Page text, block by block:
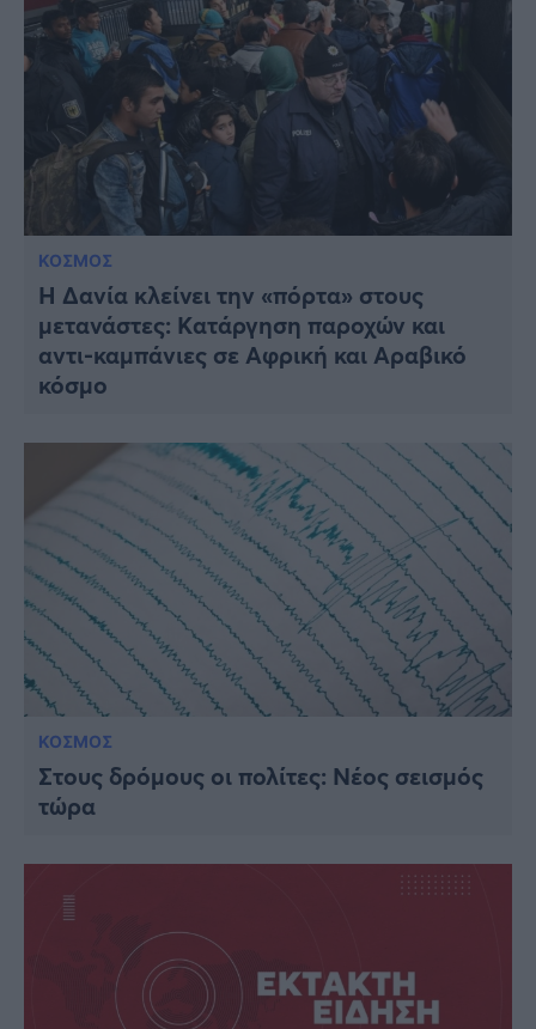
ΚΟΣΜΟΣ
Η Δανία κλείνει την «πόρτα» στους
μετανάστες: Kατάργηση παροχών και
αντι-καμπάνιες σε Αφρική και Αραβικό
κόσμο
ΚΟΣΜΟΣ
Στους δρόμους οι πολίτες: Νέος σεισμός
τώρα